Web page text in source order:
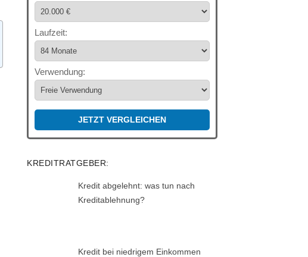
Laufzeit:
Verwendung:
JETZT VERGLEICHEN
KREDITRATGEBER:
Kredit abgelehnt: was tun nach
Kreditablehnung?
Kredit bei niedrigem Einkommen